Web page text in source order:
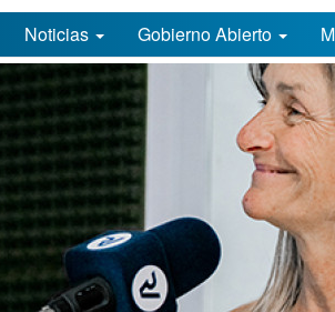
Noticias Gobierno Abierto